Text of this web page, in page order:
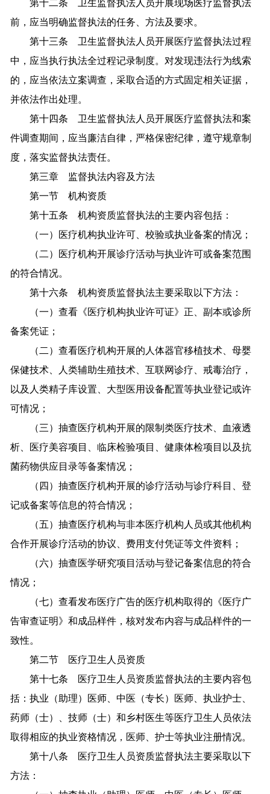
第十二条 卫生监督执法人员开展现场医疗监督执法
前，应当明确监督执法的任务、方法及要求。
第十三条 卫生监督执法人员开展医疗监督执法过程
中，应当执行执法全过程记录制度。对发现违法行为线索
的，应当依法立案调查，采取合适的方式固定相关证据，
并依法作出处理。
第十四条 卫生监督执法人员开展医疗监督执法和案
件调查期间，应当廉洁自律，严格保密纪律，遵守规章制
度，落实监督执法责任。
第三章 监督执法内容及方法
第一节 机构资质
第十五条 机构资质监督执法的主要内容包括：
（一）医疗机构执业许可、校验或执业备案的情况；
（二）医疗机构开展诊疗活动与执业许可或备案范围
的符合情况。
第十六条 机构资质监督执法主要采取以下方法：
（一）查看《医疗机构执业许可证》正、副本或诊所
备案凭证；
（二）查看医疗机构开展的人体器官移植技术、母婴
保健技术、人类辅助生殖技术、互联网诊疗、戒毒治疗，
以及人类精子库设置、大型医用设备配置等执业登记或许
可情况；
（三）抽查医疗机构开展的限制类医疗技术、血液透
析、医疗美容项目、临床检验项目、健康体检项目以及抗
菌药物供应目录等备案情况；
（四）抽查医疗机构开展的诊疗活动与诊疗科目、登
记或备案等信息的符合情况；
（五）抽查医疗机构与非本医疗机构人员或其他机构
合作开展诊疗活动的协议、费用支付凭证等文件资料；
（六）抽查医学研究项目活动与登记备案信息的符合
情况；
（七）查看发布医疗广告的医疗机构取得的《医疗广
告审查证明》和成品样件，核对发布内容与成品样件的一
致性。
第二节 医疗卫生人员资质
第十七条 医疗卫生人员资质监督执法的主要内容包
括：执业（助理）医师、中医（专长）医师、执业护士、
药师（士）、技师（士）和乡村医生等医疗卫生人员依法
取得相应的执业资格情况，医师、护士等执业注册情况。
第十八条 医疗卫生人员资质监督执法主要采取以下
方法：